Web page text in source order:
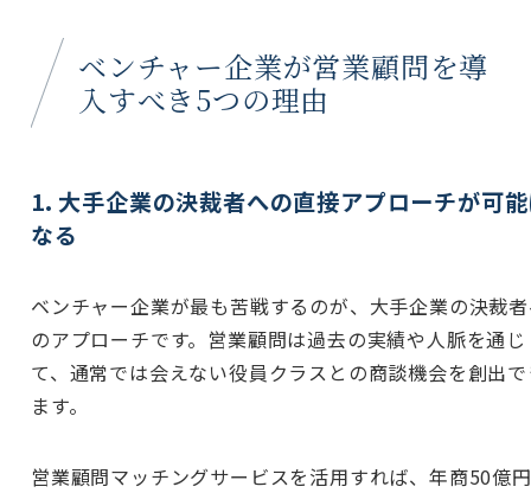
ベンチャー企業が営業顧問を導
入すべき5つの理由
1. 大手企業の決裁者への直接アプローチが可
なる
ベンチャー企業が最も苦戦するのが、大手企業の決裁
のアプローチです。営業顧問は過去の実績や人脈を通じ
て、通常では会えない役員クラスとの商談機会を創出
ます。
営業顧問マッチングサービスを活用すれば、年商50億